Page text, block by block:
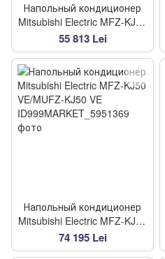
Напольный кондиционер
Mitsubishi Electric MFZ-KJ25
VE/MUFZ-KJ25 VE
55 813 Lei
Напольный кондиционер
Mitsubishi Electric MFZ-KJ50
VE/MUFZ-KJ50 VE
74 195 Lei